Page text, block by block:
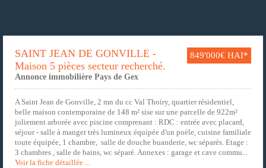
849'000€ HAI*
SAINT JEAN DE GONVILLE -
Maison 5 pièces secteur recherché.
Annonce immobilière Pays de Gex
A Saint Jean de Gonville, 2 mn du cc Val Thoiry, quartier résidentiel,
belle maison contemporaine de 148 m² sise sur une parcelle de 922m²
joliement arborée avec piscine comprenant : RDC : entrée avec placard,
séjour - salle à manger très lumineux équipée d'un poèle, cuisine familiale
toute équipée, 1 chambre, salle de douche buanderie, wc séparés. Etage :
3 chambres , salle de bains, wc séparé. Annexes : garage et cave commu...
Voir la fiche détaillée ...